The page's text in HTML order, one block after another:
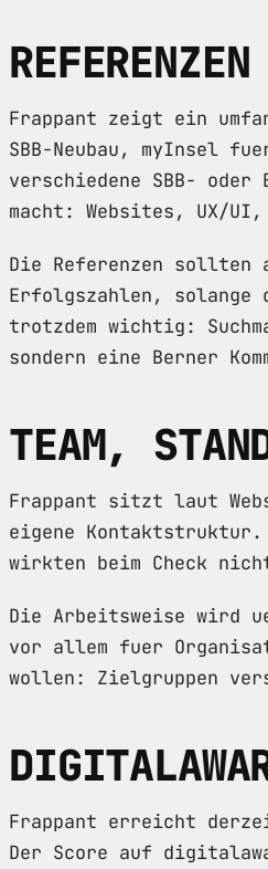
Frappant zeigt ein
SBB-Neubau, myInsel
verschiedene SBB-
macht: Websites, UX/
Die Referenzen sollten
Erfolgszahlen,
trotzdem wichtig:
sondern eine Berner
TEAM,
Frappant sitzt laut
eigene
wirkten beim Check
Die Arbeitsweise wird
vor allem fuer
wollen: Zielgruppen
Frappant erreicht
Der Score auf